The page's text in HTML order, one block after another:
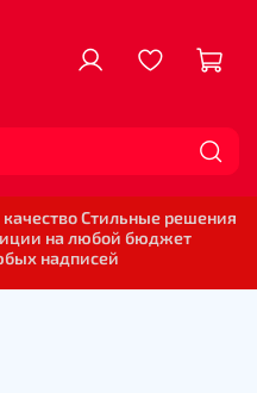
Стильные решения
на любой бюджет
надписей